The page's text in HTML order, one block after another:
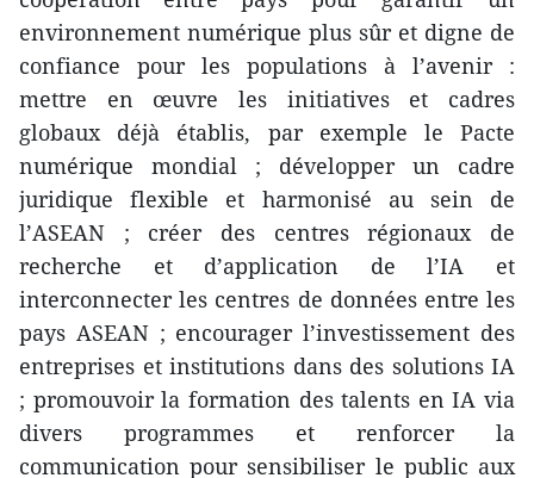
environnement numérique plus sûr et digne de
confiance pour les populations à l’avenir :
mettre en œuvre les initiatives et cadres
globaux déjà établis, par exemple le Pacte
numérique mondial ; développer un cadre
juridique flexible et harmonisé au sein de
l’ASEAN ; créer des centres régionaux de
recherche et d’application de l’IA et
interconnecter les centres de données entre les
pays ASEAN ; encourager l’investissement des
entreprises et institutions dans des solutions IA
; promouvoir la formation des talents en IA via
divers programmes et renforcer la
communication pour sensibiliser le public aux